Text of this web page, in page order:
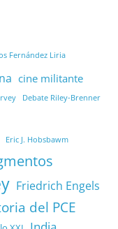
Fernández Liria
cine militante
Debate Riley-Brenner
Eric J. Hobsbawm
Friedrich Engels
del PCE